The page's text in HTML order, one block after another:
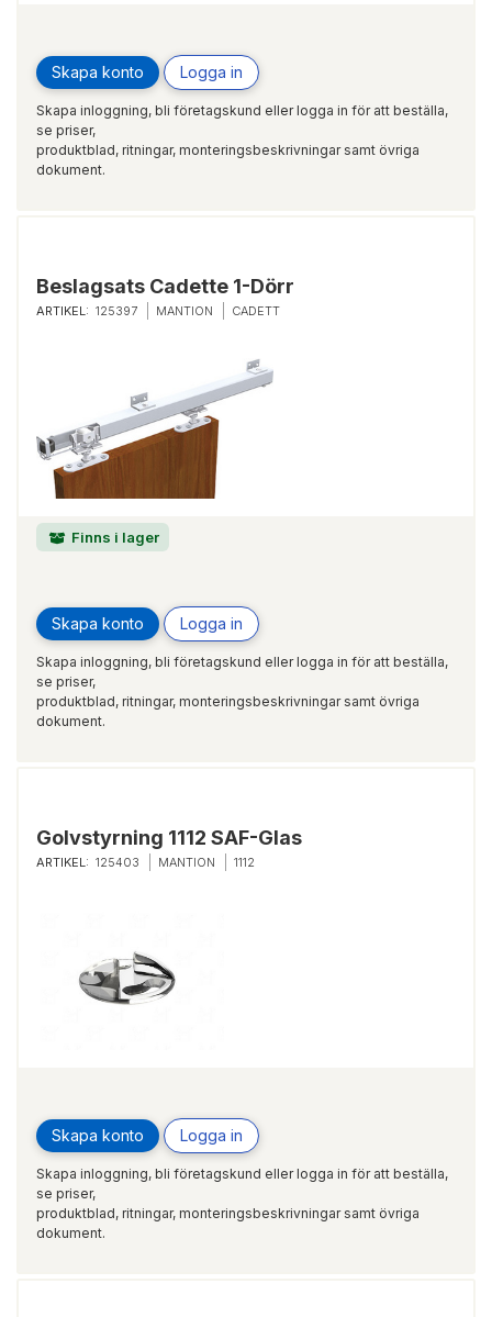
Skapa konto Logga in
Skapa inloggning, bli företagskund eller logga in för att beställa,
se priser,
produktblad, ritningar, monteringsbeskrivningar samt övriga
dokument.
Beslagsats Cadette 1-Dörr
ARTIKEL: 125397 MANTION CADETT
Finns i lager
Skapa konto Logga in
Skapa inloggning, bli företagskund eller logga in för att beställa,
se priser,
produktblad, ritningar, monteringsbeskrivningar samt övriga
dokument.
Golvstyrning 1112 SAF-Glas
ARTIKEL: 125403 MANTION 1112
Skapa konto Logga in
Skapa inloggning, bli företagskund eller logga in för att beställa,
se priser,
produktblad, ritningar, monteringsbeskrivningar samt övriga
dokument.